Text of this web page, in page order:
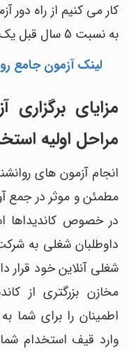
کار می کنیم از راه دور
به نسبت 5 سال قبل یک تغییر شگرف به شمار می رود.
لینک آزمون جامع
مزایای
مراحل اولیه
انجام آزمون های
مطمئن و موثر در جمع
در خصوص کاندیداها
داوطلبان شغلی به
شغلی آنلاین خود قرار
مخازن بزرگتری از
اطمینان را برای شما
وارد قیف استخدام